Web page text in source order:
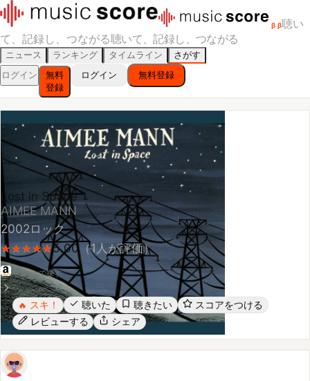
β β聴い
て、記録し、つながる聴いて、記録し、つながる
ニュース ランキング タイムライン
さがす
ログイン
無料
登録
ログイン 無料登録
Lost in Space
AIMEE MANN
2002ロック
★
★★
★★
★★
★ ★
★5.00（ 人が評価）
Amazonで探す
🔥スキ！ 聴いた 聴きたい
スコアをつける
レビューする
シェア
dai_mirai
2026-05-02